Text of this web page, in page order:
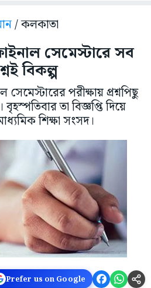
/ কলকাতা
সেমেস্টারে সব
বিকল্প
পরীক্ষায় প্রশ্নপিছু
বৃহস্পতিবার তা বিজ্ঞপ্তি দিয়ে
শিক্ষা সংসদ।
Prefer us on Google